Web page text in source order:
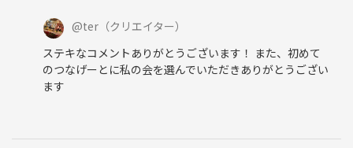
@ter （クリエイター）
ステキなコメントありがとうございます！ また、初めて
のつなげーとに私の会を選んでいただきありがとうござい
ます